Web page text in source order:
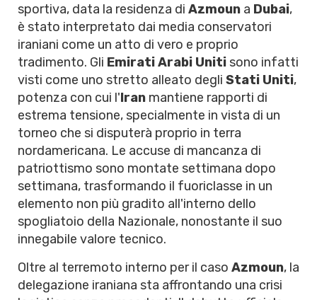
sportiva, data la residenza di Azmoun a Dubai,
è stato interpretato dai media conservatori
iraniani come un atto di vero e proprio
tradimento. Gli Emirati Arabi Uniti sono infatti
visti come uno stretto alleato degli Stati Uniti,
potenza con cui l'Iran mantiene rapporti di
estrema tensione, specialmente in vista di un
torneo che si disputerà proprio in terra
nordamericana. Le accuse di mancanza di
patriottismo sono montate settimana dopo
settimana, trasformando il fuoriclasse in un
elemento non più gradito all'interno dello
spogliatoio della Nazionale, nonostante il suo
innegabile valore tecnico.
Oltre al terremoto interno per il caso Azmoun, la
delegazione iraniana sta affrontando una crisi